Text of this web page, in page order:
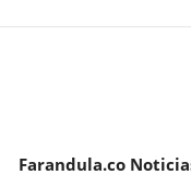
Farandula.co